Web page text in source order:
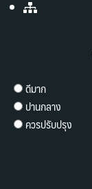
ดีมาก
ปานกลาง
ควรปรับปรุง